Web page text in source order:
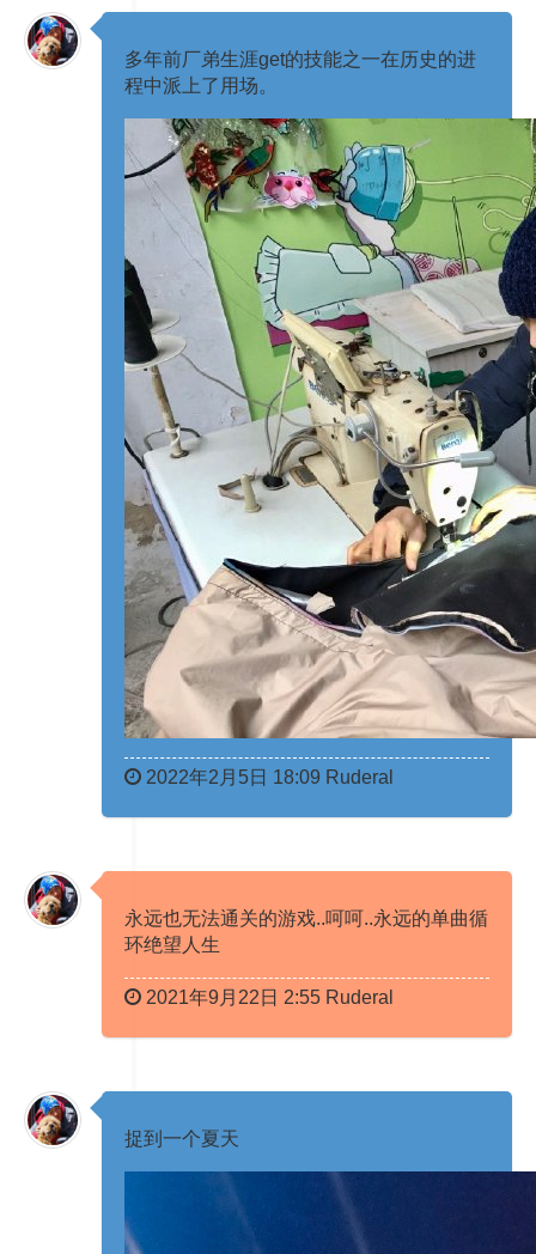
多年前厂弟生涯get的技能之一在历史的进
程中派上了用场。 ​​​ ​​​
2022年2月5日 18:09 Ruderal
永远也无法通关的游戏..呵呵..永远的单曲循
环绝望人生
2021年9月22日 2:55 Ruderal
捉到一个夏天